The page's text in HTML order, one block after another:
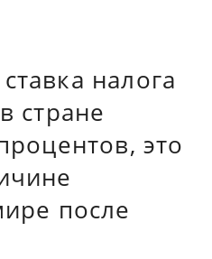
налога
стране
это
после